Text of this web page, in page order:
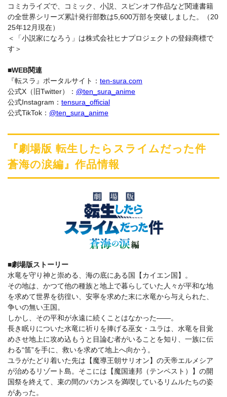
コミカライズで、コミック、小説、スピンオフ作品など関連書籍
の全世界シリーズ累計発行部数は5,600万部を突破しました。（20
25年12月現在）
＜「小説家になろう」は株式会社ヒナプロジェクトの登録商標で
す＞
■WEB関連
『転スラ』ポータルサイト： ten-sura.com
公式X（旧Twitter）： @ten_sura_anime
公式Instagram： tensura_official
公式TikTok： @ten_sura_anime
『劇場版 転生したらスライムだった件
蒼海の涙編』作品情報
■劇場版ストーリー
水竜を守り神と崇める、海の底にある国【カイエン国】。
その地は、かつて他の種族と地上で暮らしていた人々が平和な地
を求めて世界を彷徨い、安寧を求めた末に水竜から与えられた、
争いの無い王国。
しかし、その平和が永遠に続くことはなかった——。
長き眠りについた水竜に祈りを捧げる巫女・ユラは、水竜を目覚
めさせ地上に攻め込もうと目論む者がいることを知り、一族に伝
わる“笛”を手に、救いを求めて地上へ向かう。
ユラがたどり着いた先は【魔導王朝サリオン】の天帝エルメシア
が治めるリゾート島。そこには【魔国連邦（テンペスト）】の開
国祭を終えて、束の間のバカンスを満喫しているリムルたちの姿
があった。